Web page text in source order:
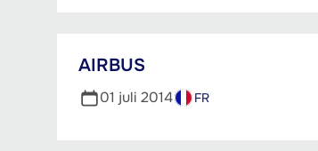
AIRBUS
01 juli 2014 FR